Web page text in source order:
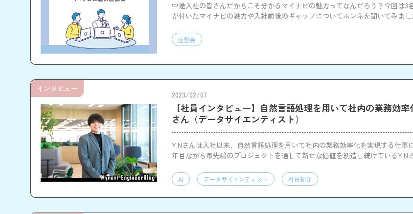
中途入社の皆さんだからこそ分かるマイナビの魅力ってなんだろう？今回は3
が付いたマイナビの魅力や入社前後のギャップについてホンネを聞いてみまし
座談会
2023/02/07
【社員インタビュー】自然言語処理を用いて社内の業務効
さん（データサイエンティスト）
Y.Nさんは入社以来、自然言語処理を用いて社内の業務効率化を実現する仕事
年目ながら最先端のプロジェクトを通して新たな価値を創造し続けているY.N
AI データサイエンティスト 社員紹介
インタビュー